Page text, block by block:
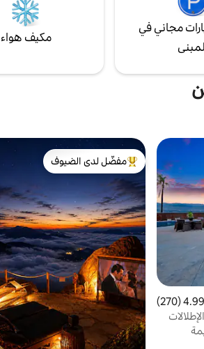
مجاني في
مكيف هواء
4.99 من 5، 270 مراجعات4.99 (270)
من أبرز البيوت المفضّلة لدى الضيوف
مفضّل لدى الضيوف